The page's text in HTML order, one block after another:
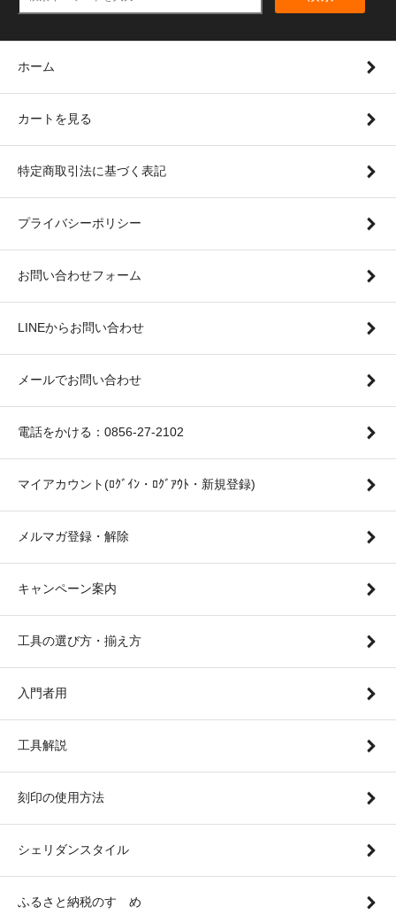
ホーム
カートを見る
特定商取引法に基づく表記
プライバシーポリシー
お問い合わせフォーム
LINEからお問い合わせ
メールでお問い合わせ
電話をかける：0856-27-2102
マイアカウント(ﾛｸﾞｲﾝ・ﾛｸﾞｱｳﾄ・新規登録)
メルマガ登録・解除
キャンペーン案内
工具の選び方・揃え方
入門者用
工具解説
刻印の使用方法
シェリダンスタイル
ふるさと納税のすゝめ